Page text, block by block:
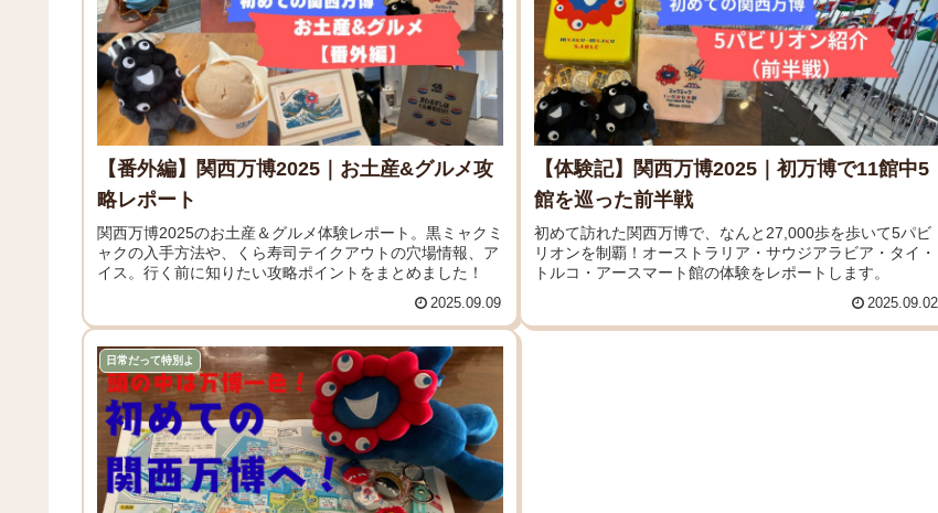
【番外編】関西万博2025｜お土産&グルメ攻
略レポート
関西万博2025のお土産＆グルメ体験レポート。黒ミャクミ
ャクの入手方法や、くら寿司テイクアウトの穴場情報、ア
イス。行く前に知りたい攻略ポイントをまとめました！
2025.09.09
【体験記】関西万博2025｜初万博で11館中5
館を巡った前半戦
初めて訪れた関西万博で、なんと27,000歩を歩いて5パビ
リオンを制覇！オーストラリア・サウジアラビア・タイ・
トルコ・アースマート館の体験をレポートします。
2025.09.02
日常だって特別よ